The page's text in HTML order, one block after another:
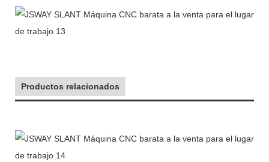
Productos relacionados